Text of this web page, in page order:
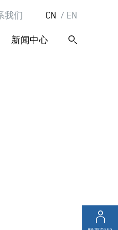
我们 CN EN
新闻中心
搜